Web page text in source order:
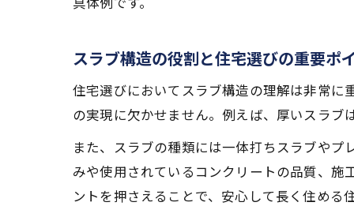
スラブ構造の役割と住宅選びの重要ポ
住宅選びにおいてスラブ構造の理解は非常に
の実現に欠かせません。例えば、厚いスラブ
また、スラブの種類には一体打ちスラブや
みや使用されているコンクリートの品質、施
ントを押さえることで、安心して長く住める